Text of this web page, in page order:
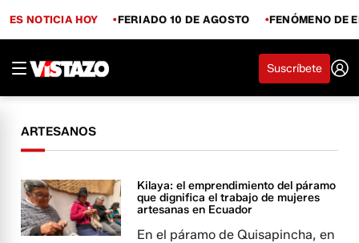
ES NOTICIA HOY FERIADO 10 DE AGOSTO FENÓMENO DE
Suscríbete
ARTESANOS
Kilaya: el emprendimiento del páramo
que dignifica el trabajo de mujeres
artesanas en Ecuador
En el páramo de Quisapincha, en